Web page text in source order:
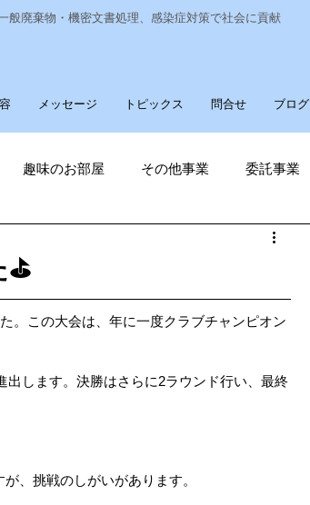
般廃棄物・機密文書処理、感染症対策で社会に貢献
メッセージ トピックス 問合せ ブログ
趣味のお部屋 その他事業 委託事業
を応援しています！ 廃棄物収集運搬
除 魚釣り大好き パソコンデータ消去
。この大会は、年に一度クラブチャンピオン
します。決勝はさらに2ラウンド行い、最終
、挑戦のしがいがあります。